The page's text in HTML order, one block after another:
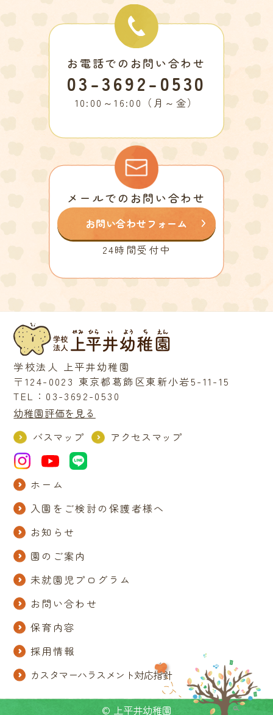
お電話でのお問い合わせ
03-3692-0530
10:00～16:00（月～金）
メールでのお問い合わせ
お問い合わせフォーム
24時間受付中
学校法人 上平井幼稚園
〒124-0023 東京都葛飾区東新小岩5-11-15
TEL：03-3692-0530
幼稚園評価を見る
バスマップ
アクセスマップ
ホーム
入園をご検討の保護者様へ
お知らせ
園のご案内
未就園児プログラム
お問い合わせ
保育内容
採用情報
カスタマーハラスメント対応指針
© 上平井幼稚園